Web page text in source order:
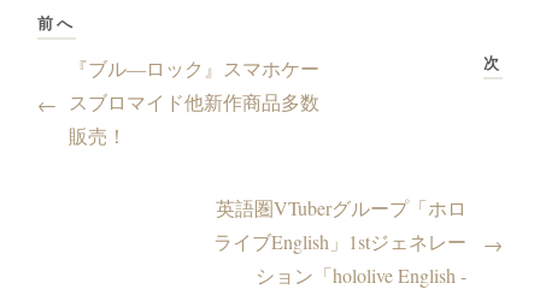
前へ
←
『ブル―ロック』スマホケー
スブロマイド他新作商品多数
販売！
次
英語圏VTuberグループ「ホロ
ライブEnglish」1stジェネレー
ション「hololive English -
→